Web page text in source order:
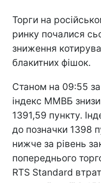
Торги на
ринку почалися
зниження
блакитних фішок.
Станом на 09:55
індекс ММВБ
1391,59 пункту.
до позначки 1398
нижче за рівень
попереднього
RTS Standard